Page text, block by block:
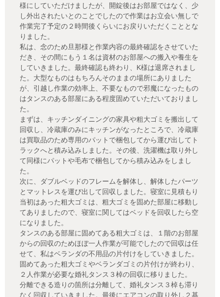
様にしていただけましたが、開錠後はお部屋ではなく、少
し外出されたいとのことでしたので作業はお立会い無しで
作業完了予定の２時間後くらいにお戻りいただくこととな
りました。
私は、念のため旦那様と作業内容の最終確認をさせていた
だき、その間にもう１名は資材のお部屋への搬入や養生を
していきました。最終確認も終わり、K様は退席されまし
た。大型なものはもちろんそのままの場所にありました
が、引越し作業の効率上、不要なもので邪魔になったもの
はタンスのある部屋にある程度固めていただいておりまし
た。
まずは、キッチンダイニングの家具や粗大ゴミを搬出して
回収し、冷蔵庫のみにキッチンがなったところで、冷蔵庫
は買取品のため専用のパットで梱包してから運び出してト
ラックへと積み込みしました。その後、洗濯機は取り外し
て同様にパットや毛布で梱包してから積み込みをしまし
た。
次に、ダブルベッドのフレームを解体し、解体したパーツ
とマットレスを運び出して回収しました。寝室に見積もり
当初はあった粗大ゴミは、粗大ゴミを固めた部屋に移動し
てありましたので、寝室に関してはベッドを回収したら空
になりました。
タンスのある部屋に固めてある粗大ゴミは、１階のお部屋
からの回収のためほぼ一人作業が可能でしたので回収は任
せて、私はベランダの不用品の片付けをしていきました。
固めてあった粗大ゴミやベランダゴミの片付けが終わり、
２人作業が必要な婚礼タンス３棹の回収に移りました。
分離できる造りの箇所は分離して、婚礼タンス３棹も滞り
なく回収していきました。最後にエアコンの取り外し２基